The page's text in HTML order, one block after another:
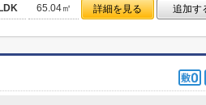
65.04㎡ 詳細を見る 追加す